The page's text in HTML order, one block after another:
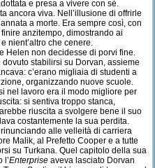
e presa a vivere con sé.
ancora viva. Nell’illusione di offrirle
a morte. Era sempre così, con
anzitempo, dimostrando ai
nient’altro che cenere.
Helen non decidesse di porvi fine.
stabilirsi su Dorvan, assieme
c’erano migliaia di studenti a
organizzando nuove scuole.
nel lavoro era il modo migliore per
si sentiva troppo stanca,
riuscita a svolgere bene il suo
costantemente la sua perdita.
alle velleità di carriera
Malik, al Prefetto Cooper e a tutte
su Turkana. Quel capitolo della sua
l’Enterprise aveva lasciato Dorvan